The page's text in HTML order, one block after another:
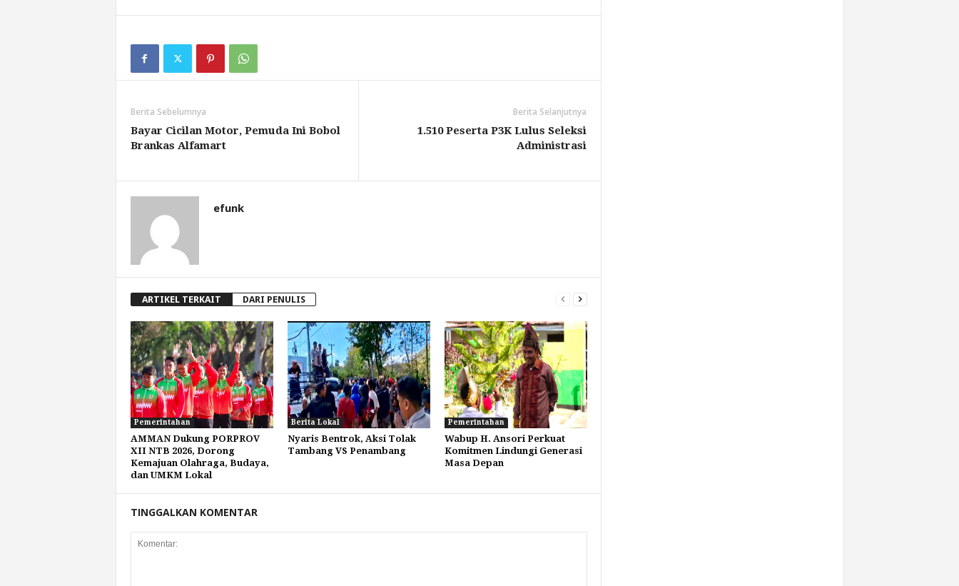
Berita Sebelumnya
Bayar Cicilan Motor, Pemuda Ini Bobol
Brankas Alfamart
Berita Selanjutnya
1.510 Peserta P3K Lulus Seleksi
Administrasi
efunk
ARTIKEL TERKAIT DARI PENULIS
Pemerintahan
AMMAN Dukung PORPROV
XII NTB 2026, Dorong
Kemajuan Olahraga, Budaya,
dan UMKM Lokal
Berita Lokal
Nyaris Bentrok, Aksi Tolak
Tambang VS Penambang
Pemerintahan
Wabup H. Ansori Perkuat
Komitmen Lindungi Generasi
Masa Depan
TINGGALKAN KOMENTAR